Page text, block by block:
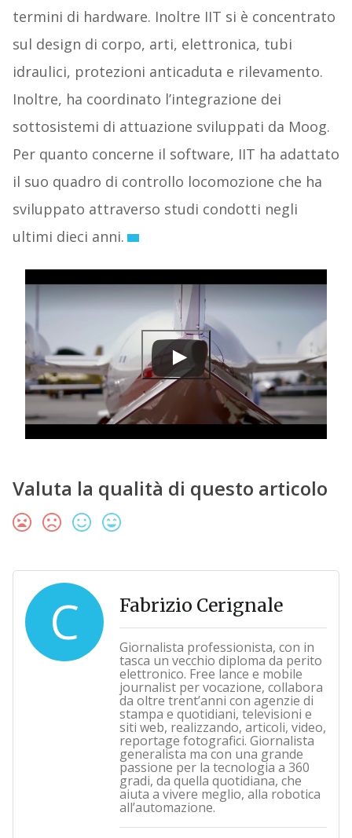
termini di hardware. Inoltre IIT si è concentrato
sul design di corpo, arti, elettronica, tubi
idraulici, protezioni anticaduta e rilevamento.
Inoltre, ha coordinato l’integrazione dei
sottosistemi di attuazione sviluppati da Moog.
Per quanto concerne il software, IIT ha adattato
il suo quadro di controllo locomozione che ha
sviluppato attraverso studi condotti negli
ultimi dieci anni.
Valuta la qualità di questo articolo
C Fabrizio Cerignale
Giornalista professionista, con in
tasca un vecchio diploma da perito
elettronico. Free lance e mobile
journalist per vocazione, collabora
da oltre trent’anni con agenzie di
stampa e quotidiani, televisioni e
siti web, realizzando, articoli, video,
reportage fotografici. Giornalista
generalista ma con una grande
passione per la tecnologia a 360
gradi, da quella quotidiana, che
aiuta a vivere meglio, alla robotica
all’automazione.